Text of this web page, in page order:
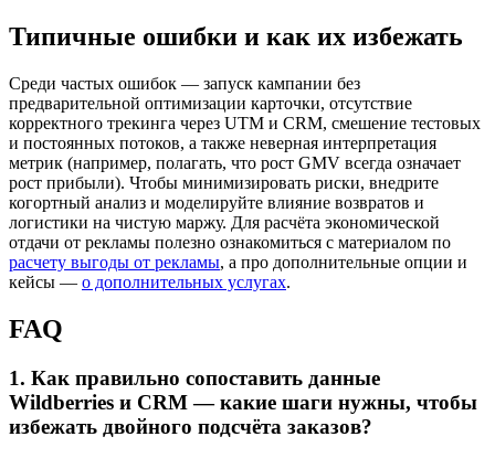
Типичные ошибки и как их избежать
Среди частых ошибок — запуск кампании без
предварительной оптимизации карточки, отсутствие
корректного трекинга через UTM и CRM, смешение тестовых
и постоянных потоков, а также неверная интерпретация
метрик (например, полагать, что рост GMV всегда означает
рост прибыли). Чтобы минимизировать риски, внедрите
когортный анализ и моделируйте влияние возвратов и
логистики на чистую маржу. Для расчёта экономической
отдачи от рекламы полезно ознакомиться с материалом по
расчету выгоды от рекламы, а про дополнительные опции и
кейсы — о дополнительных услугах.
FAQ
1. Как правильно сопоставить данные
Wildberries и CRM — какие шаги нужны, чтобы
избежать двойного подсчёта заказов?